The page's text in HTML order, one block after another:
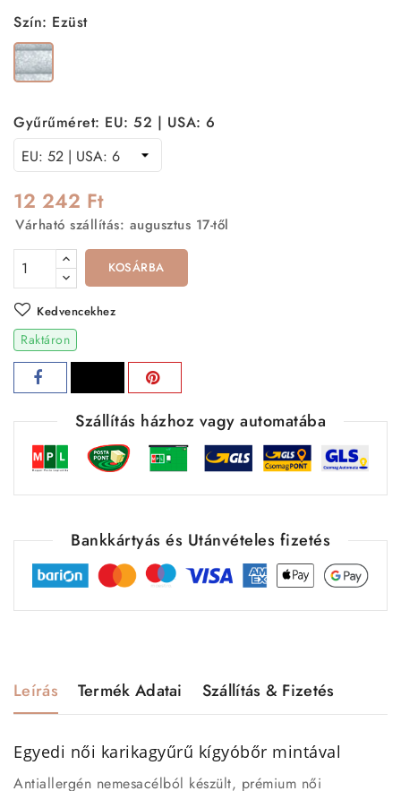
Szín: Ezüst
Ezüst
Gyűrűméret: EU: 52 | USA: 6
12 242 Ft
Várható szállítás: augusztus 17-től
KOSÁRBA
Kedvencekhez
Raktáron
Szállítás házhoz vagy automatába
Bankkártyás és Utánvételes fizetés
Leírás Termék Adatai Szállítás & Fizetés
Egyedi női karikagyűrű kígyóbőr mintával
Antiallergén nemesacélból készült, prémium női